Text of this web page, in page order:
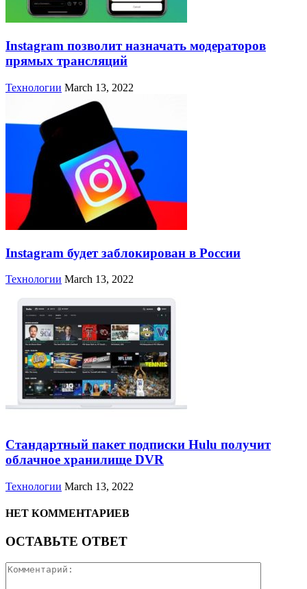
Instagram позволит назначать модераторов
прямых трансляций
Технологии March 13, 2022
Instagram будет заблокирован в России
Технологии March 13, 2022
Стандартный пакет подписки Hulu получит
облачное хранилище DVR
Технологии March 13, 2022
НЕТ КОММЕНТАРИЕВ
ОСТАВЬТЕ ОТВЕТ